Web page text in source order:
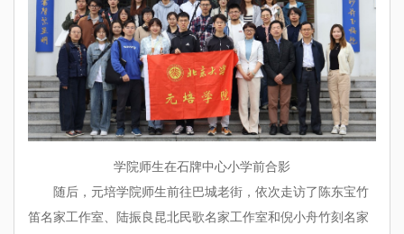
学院师生在石牌中心小学前合影
随后，元培学院师生前往巴城老街，依次走访了陈东宝竹
笛名家工作室、陆振良昆北民歌名家工作室和倪小舟竹刻名家